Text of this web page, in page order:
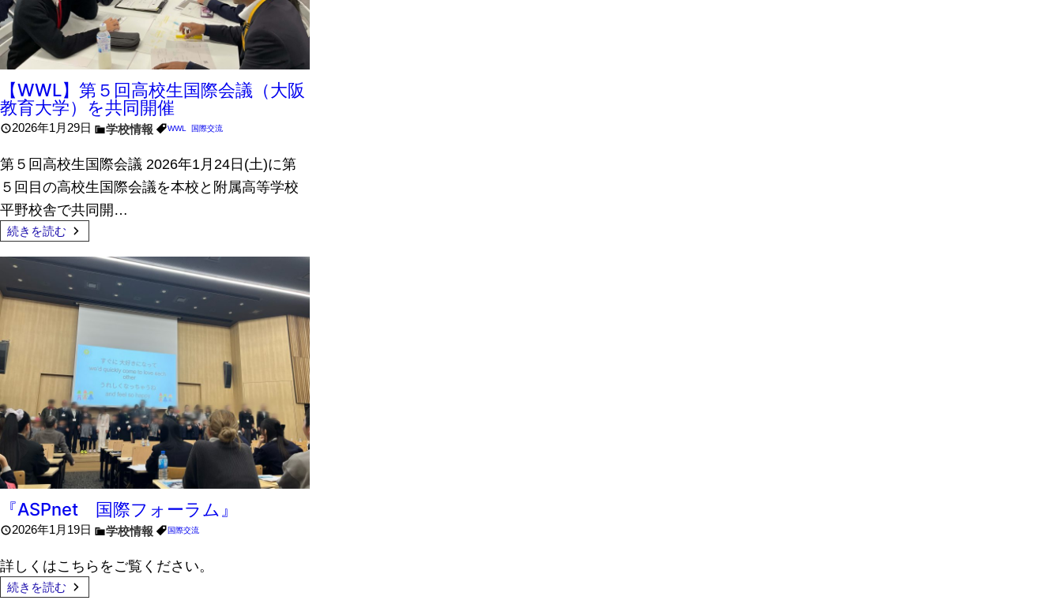
【WWL】第５回高校生国際会議（大阪
教育大学）を共同開催
2026年1月29日 学校情報 WWL 国際交流
第５回高校生国際会議 2026年1月24日(土)に第
５回目の高校生国際会議を本校と附属高等学校
平野校舎で共同開…
続きを読む
『ASPnet 国際フォーラム』
2026年1月19日 学校情報 国際交流
詳しくはこちらをご覧ください。
続きを読む